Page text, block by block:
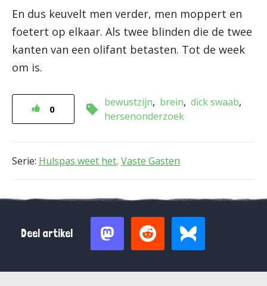
En dus keuvelt men verder, men moppert en
foetert op elkaar. Als twee blinden die de twee
kanten van een olifant betasten. Tot de week
om is.
0
bewustzijn brein dick swaab
hersenonderzoek
Serie: Hulspas weet het, Vaste Gasten
Deel artikel